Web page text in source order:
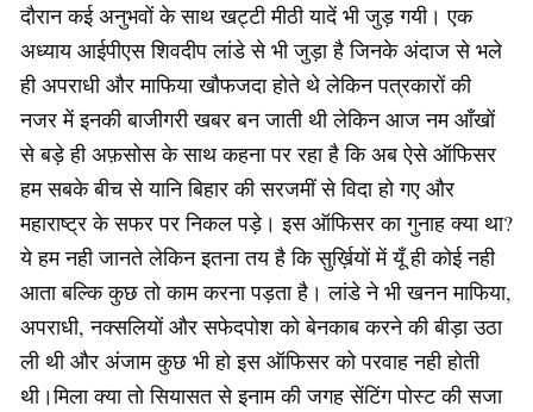
दौरान कई अनुभवों के साथ खट्टी मीठी यादें भी जुड़ गयी। एक
अध्याय आईपीएस शिवदीप लांडे से भी जुड़ा है जिनके अंदाज से भले
ही अपराधी और माफिया खौफजदा होते थे लेकिन पत्रकारों की
नजर में इनकी बाजीगरी खबर बन जाती थी लेकिन आज नम आँखों
से बड़े ही अफ़सोस के साथ कहना पर रहा है कि अब ऐसे ऑफिसर
हम सबके बीच से यानि बिहार की सरजमीं से विदा हो गए और
महाराष्ट्र के सफर पर निकल पड़े। इस ऑफिसर का गुनाह क्या था?
ये हम नही जानते लेकिन इतना तय है कि सुर्ख़ियों में यूँ ही कोई नही
आता बल्कि कुछ तो काम करना पड़ता है। लांडे ने भी खनन माफिया,
अपराधी, नक्सलियों और सफेदपोश को बेनकाब करने की बीड़ा उठा
ली थी और अंजाम कुछ भी हो इस ऑफिसर को परवाह नही होती
थी।मिला क्या तो सियासत से इनाम की जगह सेंटिंग पोस्ट की सजा